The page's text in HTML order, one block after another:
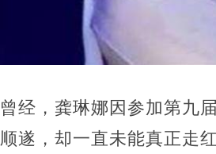
曾经， 龚琳娜因参加第九
顺遂，却一直未能真正走红